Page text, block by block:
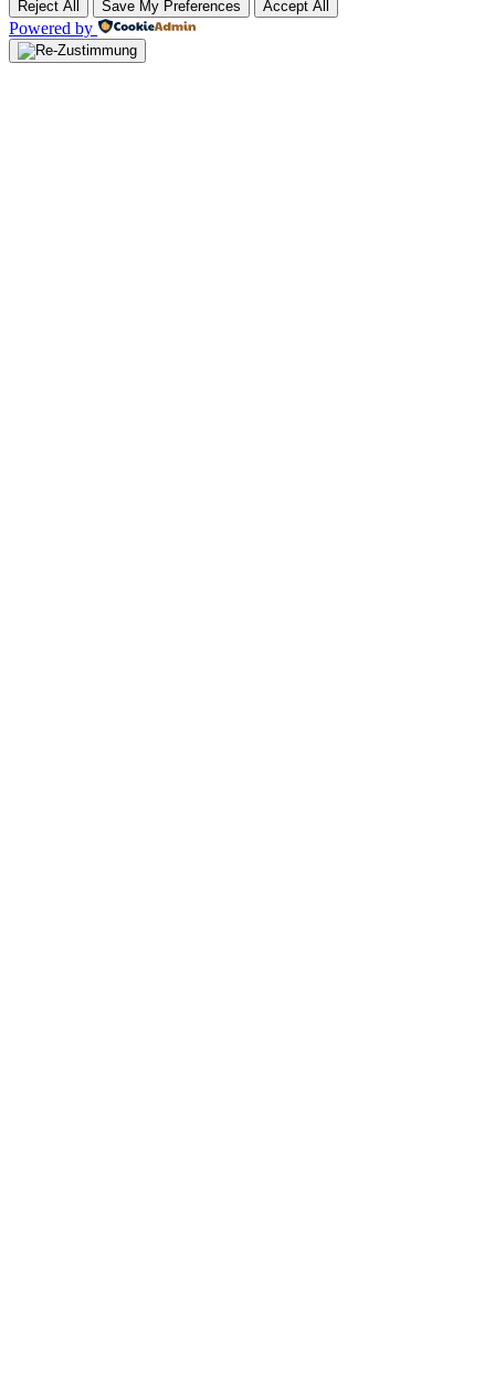
Reject All Save My Preferences Accept All
Powered by